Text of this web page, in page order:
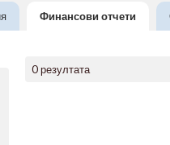
Финансови отчети
0 резултата